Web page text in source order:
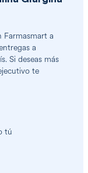
Farmasmart a
a
Si deseas más
te
tú